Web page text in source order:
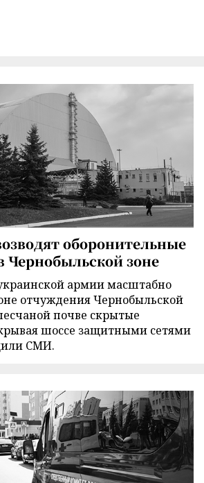
оборонительные
Чернобыльской зоне
армии масштабно
отчуждения Чернобыльской
почве скрытые
шоссе защитными сетями
СМИ.